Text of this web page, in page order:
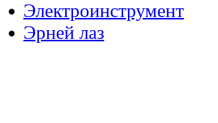
Электроинструмент
Эрней лаз